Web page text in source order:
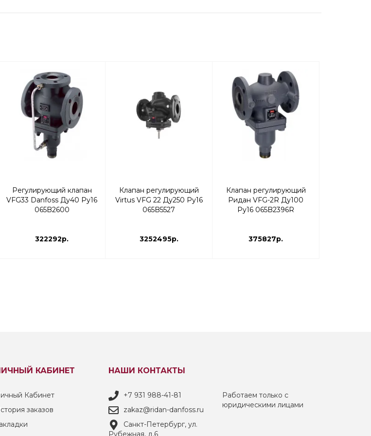
Регулирующий клапан
VFG33 Danfoss Ду40 Ру16
065B2600
322292р.
Клапан регулирующий
Virtus VFG 22 Ду250 Ру16
065B5527
3252495р.
Клапан регулирующий
Ридан VFG-2R Ду100
Ру16 065B2396R
375827р.
КАБИНЕТ
Кабинет
заказов
НАШИ КОНТАКТЫ
+7 931 988-41-81
zakaz@ridan-danfoss.ru
Санкт-Петербург, ул.
Рубежная, д.6
Работаем только с
юридическими лицами